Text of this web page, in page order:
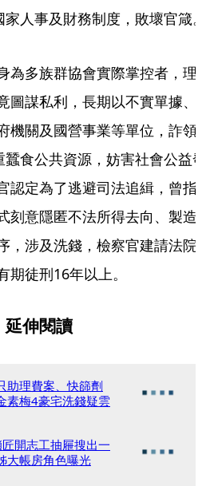
人事及財務制度，敗壞官箴
為多族群協會實際掌控者，理
圖謀私利，長期以不實單據、
機關及國營事業等單位，詐領
食公共資源，妨害社會公益
認定為了逃避司法追緝，曾指
刻意隱匿不法所得去向、製造
，涉及洗錢，檢察官建請法院
徒刑16年以上。
延伸閱讀
助理費案、快篩劑
梅4豪宅洗錢疑雲
開志工抽屜搜出一
帳房角色曝光